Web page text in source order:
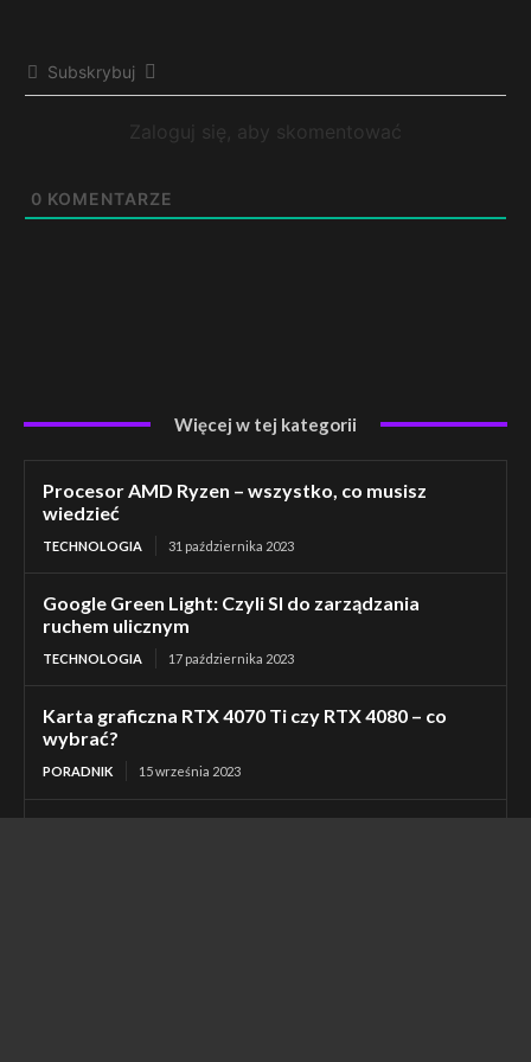
Subskrybuj
Zaloguj się, aby skomentować
0 KOMENTARZE
Więcej w tej kategorii
Procesor AMD Ryzen – wszystko, co musisz
wiedzieć
TECHNOLOGIA 31 października 2023
Google Green Light: Czyli SI do zarządzania
ruchem ulicznym
TECHNOLOGIA 17 października 2023
Karta graficzna RTX 4070 Ti czy RTX 4080 – co
wybrać?
PORADNIK 15 września 2023